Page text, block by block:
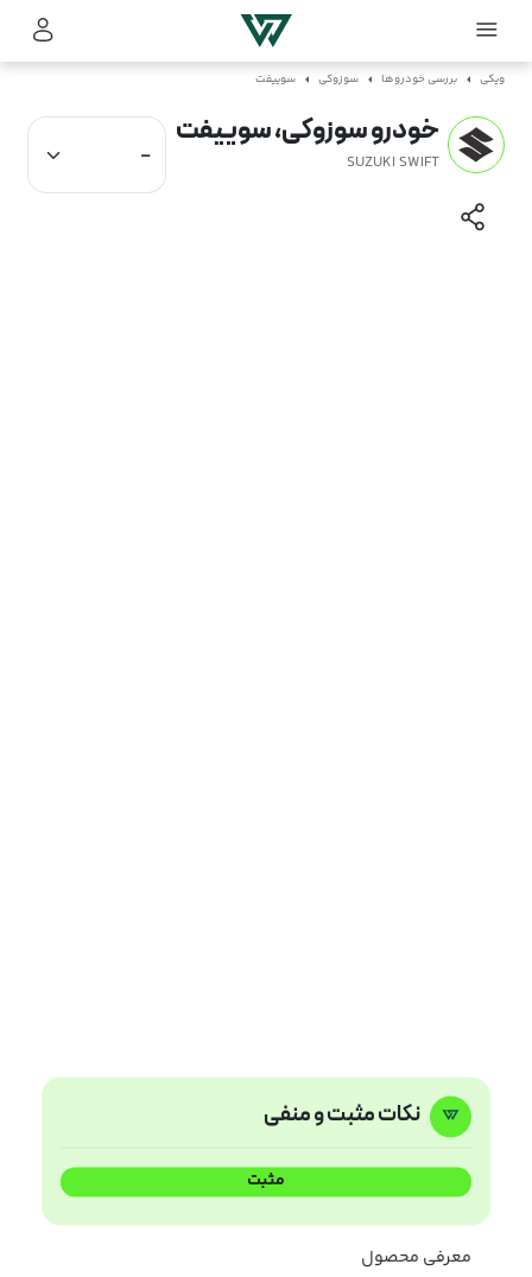
ویکی بررسی خودروها سوزوکی سوییفت
خودرو سوزوکی، سوییفت
SUZUKI SWIFT
نکات مثبت و منفی
مثبت
معرفی محصول